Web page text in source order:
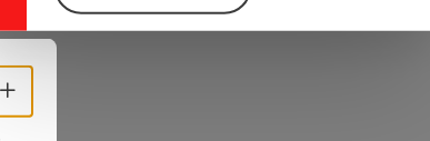
Select language - Open menu